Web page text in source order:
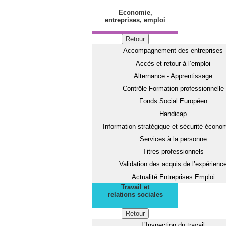
Economie,
entreprises, emploi
Retour
Accompagnement des entreprises
Accès et retour à l’emploi
Alternance - Apprentissage
Contrôle Formation professionnelle
Fonds Social Européen
Handicap
Information stratégique et sécurité
Services à la personne
Titres professionnels
Validation des acquis de
Actualité Entreprises Emploi
Travail et
relations sociales
Retour